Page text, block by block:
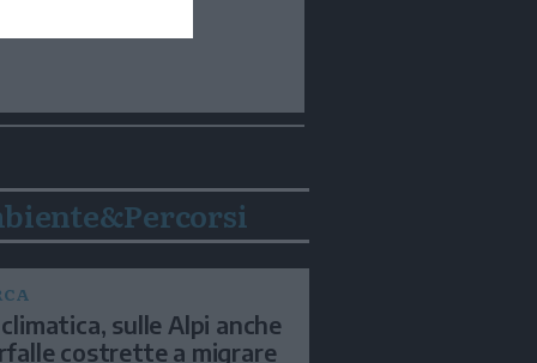
sulle Alpi anche
costrette a migrare